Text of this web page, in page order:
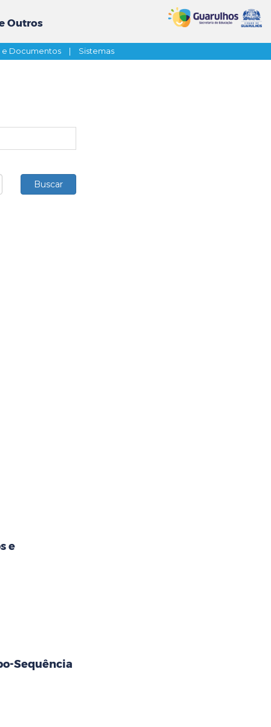
Outros
e Documentos | Sistemas
e
Sequência